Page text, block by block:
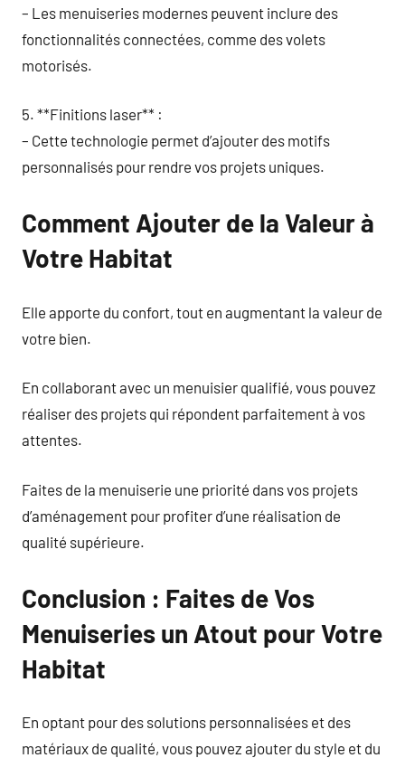
– Les menuiseries modernes peuvent inclure des
fonctionnalités connectées, comme des volets
motorisés.
5. **Finitions laser** :
– Cette technologie permet d’ajouter des motifs
personnalisés pour rendre vos projets uniques.
Comment Ajouter de la Valeur à
Votre Habitat
Elle apporte du confort, tout en augmentant la valeur de
votre bien.
En collaborant avec un menuisier qualifié, vous pouvez
réaliser des projets qui répondent parfaitement à vos
attentes.
Faites de la menuiserie une priorité dans vos projets
d’aménagement pour profiter d’une réalisation de
qualité supérieure.
Conclusion : Faites de Vos
Menuiseries un Atout pour Votre
Habitat
En optant pour des solutions personnalisées et des
matériaux de qualité, vous pouvez ajouter du style et du